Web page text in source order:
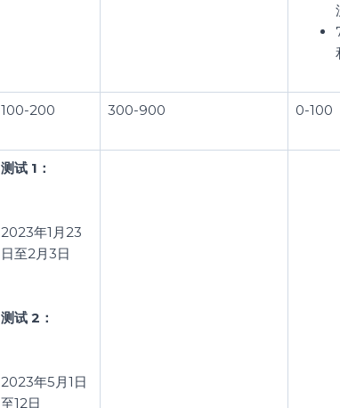
100-200 300-900 0-100
测试 1：
2023年1月23
日至2月3日
测试 2：
2023年5月1日
至12日